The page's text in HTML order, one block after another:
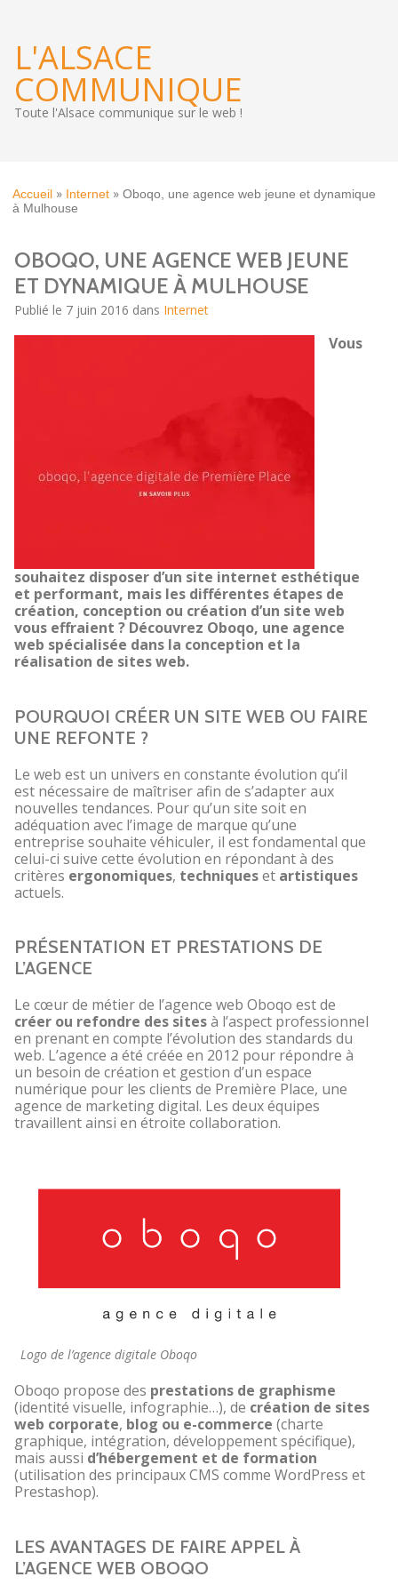
L'ALSACE
COMMUNIQUE
Toute l'Alsace communique sur le web !
Accueil » Internet » Oboqo, une agence web jeune et dynamique
à Mulhouse
OBOQO, UNE AGENCE WEB JEUNE
ET DYNAMIQUE À MULHOUSE
Publié le 7 juin 2016 dans Internet
Vous
souhaitez disposer d’un site internet esthétique
et performant, mais les différentes étapes de
création, conception ou création d’un site web
vous effraient ? Découvrez Oboqo, une agence
web spécialisée dans la conception et la
réalisation de sites web.
POURQUOI CRÉER UN SITE WEB OU FAIRE
UNE REFONTE ?
Le web est un univers en constante évolution qu’il
est nécessaire de maîtriser afin de s’adapter aux
nouvelles tendances. Pour qu’un site soit en
adéquation avec l’image de marque qu’une
entreprise souhaite véhiculer, il est fondamental que
celui-ci suive cette évolution en répondant à des
critères ergonomiques, techniqueset artistiques
actuels.
PRÉSENTATION ET PRESTATIONS DE
L’AGENCE
Le cœur de métier de l’agence web Oboqo est de
créer ou refondre des sitesà l’aspect professionnel
en prenant en compte l’évolution des standards du
web. L’agence a été créée en 2012 pour répondre à
un besoin de création et gestion d’un espace
numérique pour les clients de Première Place, une
agence de marketing digital. Les deux équipes
travaillent ainsi en étroite collaboration.
Logo de l’agence digitale Oboqo
Oboqo propose des prestations de graphisme
(identité visuelle, infographie…), de création de sites
web corporate, blog ou e-commerce (charte
graphique, intégration, développement spécifique),
mais aussi d’hébergement et de formation
(utilisation des principaux CMS comme WordPress et
Prestashop).
LES AVANTAGES DE FAIRE APPEL À
L’AGENCE WEB OBOQO